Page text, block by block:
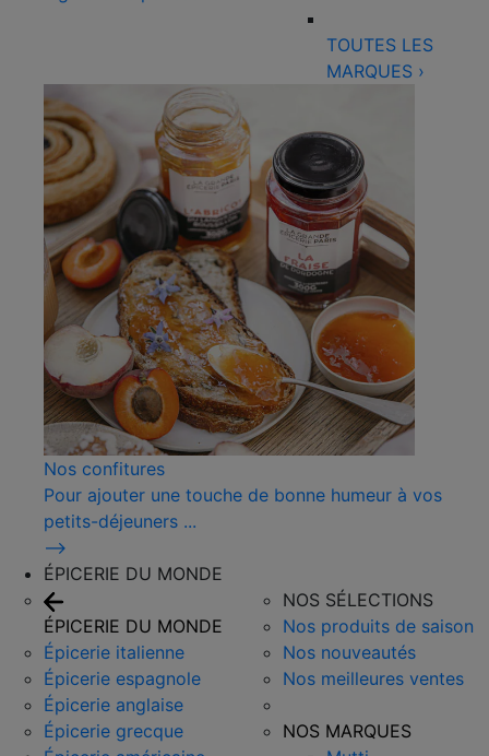
TOUTES LES
MARQUES ›
Nos confitures
Pour ajouter une touche de bonne humeur à vos
petits-déjeuners ...
⟶
ÉPICERIE DU MONDE
ÉPICERIE DU MONDE
Épicerie italienne
Épicerie espagnole
Épicerie anglaise
Épicerie grecque
NOS SÉLECTIONS
Nos produits de saison
Nos nouveautés
Nos meilleures ventes
NOS MARQUES